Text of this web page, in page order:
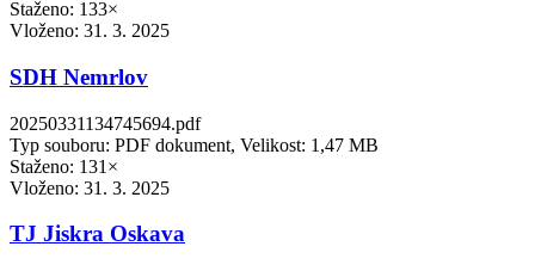
Staženo: 133×
Vloženo: 31. 3. 2025
SDH Nemrlov
20250331134745694.pdf
Typ souboru: PDF dokument, Velikost: 1,47 MB
Staženo: 131×
Vloženo: 31. 3. 2025
TJ Jiskra Oskava